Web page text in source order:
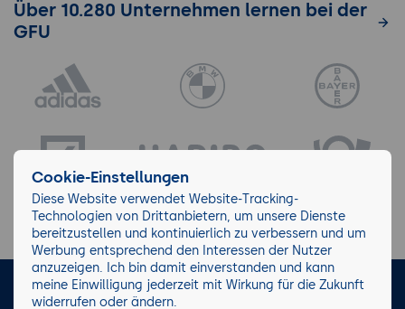
Über 10.280 Unternehmen lernen bei der
GFU
LinkedIn Facebook
Cookie-Einstellungen
Diese Website verwendet Website-Tracking-
Technologien von Drittanbietern, um unsere Dienste
bereitzustellen und kontinuierlich zu verbessern und um
Werbung entsprechend den Interessen der Nutzer
anzuzeigen. Ich bin damit einverstanden und kann
meine Einwilligung jederzeit mit Wirkung für die Zukunft
widerrufen oder ändern.